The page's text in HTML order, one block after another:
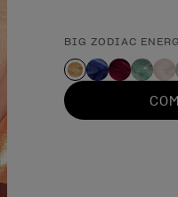
Forma del
BIG ZODIAC